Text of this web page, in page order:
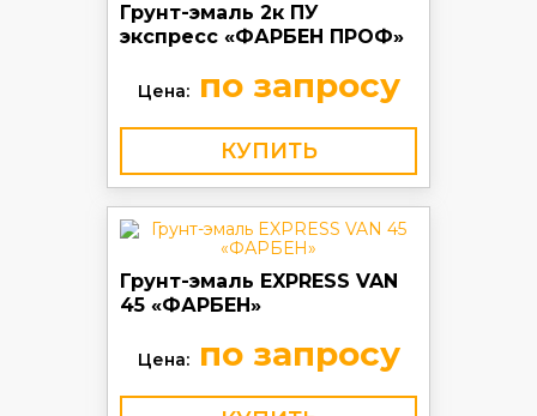
Грунт-эмаль 2к ПУ
экспресс «ФАРБЕН ПРОФ»
Цена:по запросу
КУПИТЬ
Грунт-эмаль EXPRESS VAN
45 «ФАРБЕН»
Цена:по запросу